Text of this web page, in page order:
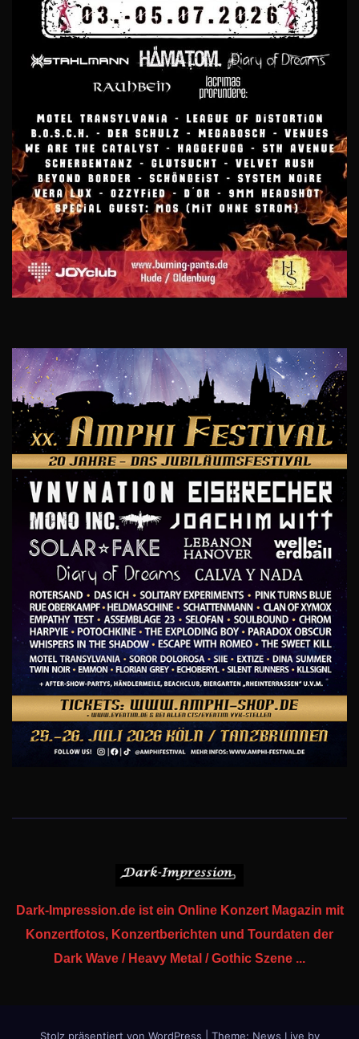
Dark-Impression.de ist ein Online Konzert Magazin mit
Konzertfotos, Konzertberichten und Tourdaten der
Dark Wave / Heavy Metal / Gothic Szene ...
Stolz präsentiert von WordPress Theme: News Live by